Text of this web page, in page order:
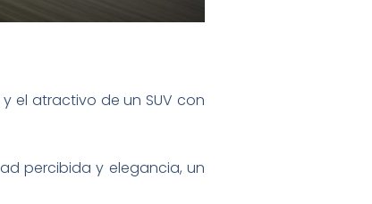
el atractivo de un SUV con
percibida y elegancia, un